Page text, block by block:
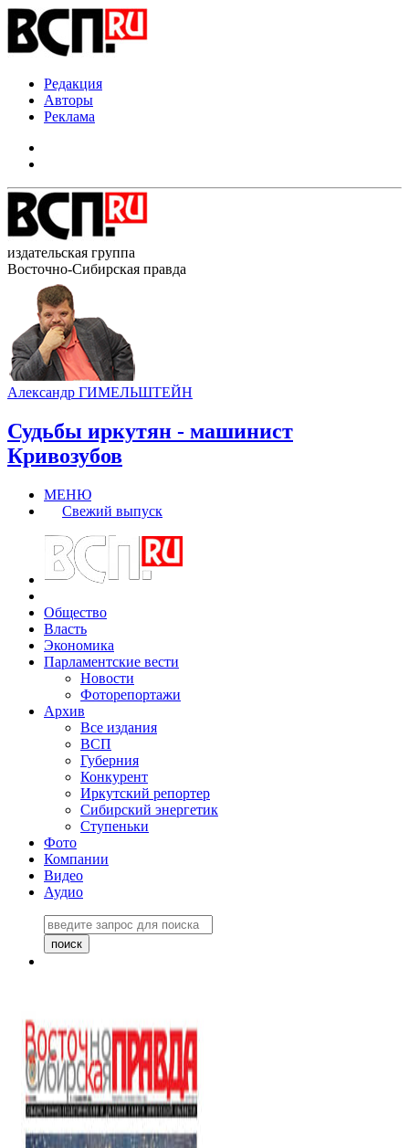
Редакция
Авторы
Реклама
издательская группа
Восточно-Сибирская правда
Александр ГИМЕЛЬШТЕЙН
Судьбы иркутян - машинист
Кривозубов
МЕНЮ
Свежий выпуск
Общество
Власть
Экономика
Парламентские вести
Новости
Фоторепортажи
Архив
Все издания
ВСП
Губерния
Конкурент
Иркутский репортер
Сибирский энергетик
Ступеньки
Фото
Компании
Видео
Аудио